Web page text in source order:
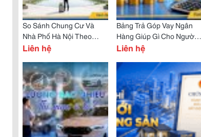
So Sánh Chung Cư Và
Nhà Phố Hà Nội Theo
Thanh Khoản
Liên hệ
Bảng Trả Góp Vay Ngân
Hàng Giúp Gì Cho Người
Vay?
Liên hệ